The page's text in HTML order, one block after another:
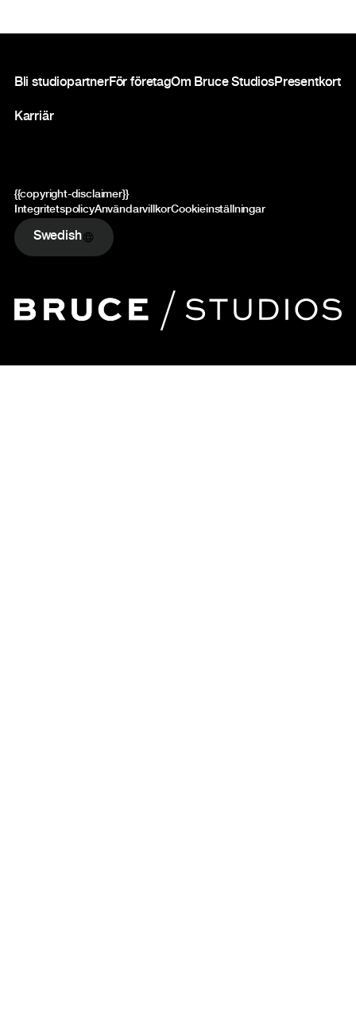
Bli studiopartnerFör företagOm Bruce StudiosPresentkort
Karriär
{{copyright-disclaimer}}
IntegritetspolicyAnvändarvillkorCookieinställningar
Swedish